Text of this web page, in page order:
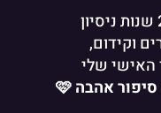
, ועם 20 שנות ניסיון
וקידום,
שלי
"הבינה ואני סיפור אהבה 🩷